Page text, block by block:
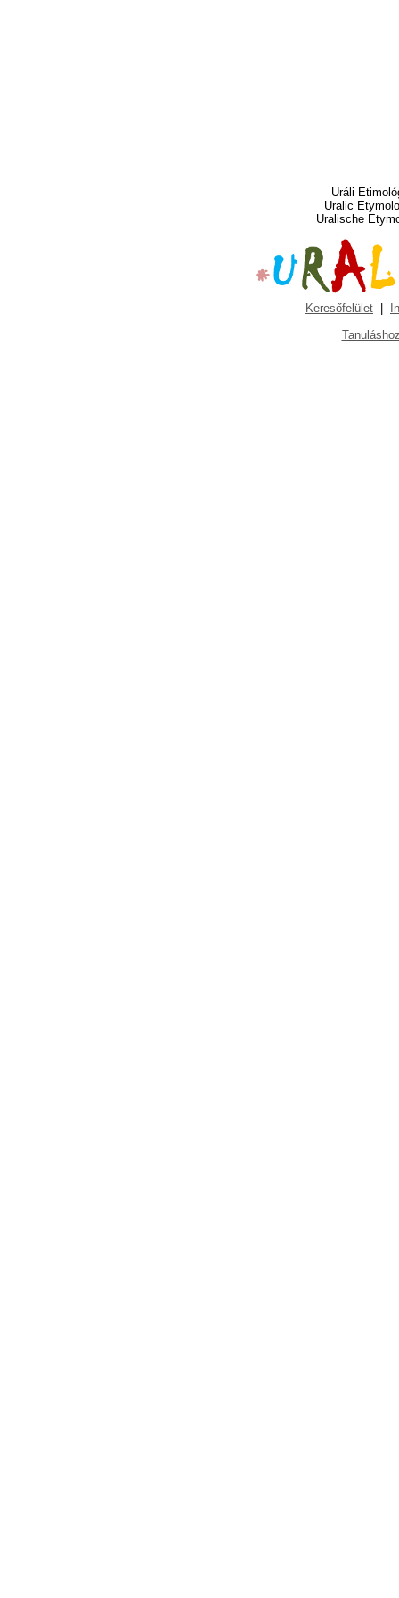
Uráli
Uralic
Uralische
Keresőfelület